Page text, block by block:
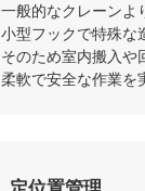
一般的なクレーンよ
小型フックで特殊な
そのため室内搬入や
柔軟で安全な作業を